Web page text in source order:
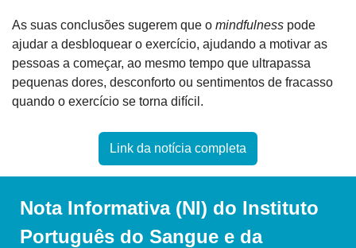
As suas conclusões sugerem que o mindfulness pode
ajudar a desbloquear o exercício, ajudando a motivar as
pessoas a começar, ao mesmo tempo que ultrapassa
pequenas dores, desconforto ou sentimentos de fracasso
quando o exercício se torna difícil.
Link da notícia completa
Nota Informativa (NI) do Instituto
Português do Sangue e da